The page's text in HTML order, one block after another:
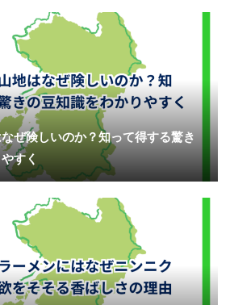
ぜ険しいのか？知って得する驚き
すく